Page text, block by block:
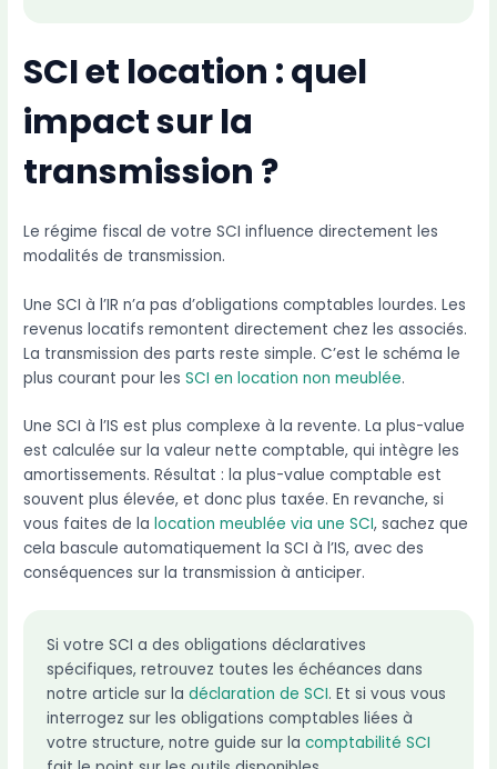
SCI et location : quel
impact sur la
transmission ?
Le régime fiscal de votre SCI influence directement les
modalités de transmission.
Une SCI à l’IR n’a pas d’obligations comptables lourdes. Les
revenus locatifs remontent directement chez les associés.
La transmission des parts reste simple. C’est le schéma le
plus courant pour lesSCI en location non meublée.
Une SCI à l’IS est plus complexe à la revente. La plus-value
est calculée sur la valeur nette comptable, qui intègre les
amortissements. Résultat : la plus-value comptable est
souvent plus élevée, et donc plus taxée. En revanche, si
vous faites de lalocation meublée via une SCI, sachez que
cela bascule automatiquement la SCI à l’IS, avec des
conséquences sur la transmission à anticiper.
Si votre SCI a des obligations déclaratives
spécifiques, retrouvez toutes les échéances dans
notre article sur la déclaration de SCI. Et si vous vous
interrogez sur les obligations comptables liées à
votre structure, notre guide sur la comptabilité SCI